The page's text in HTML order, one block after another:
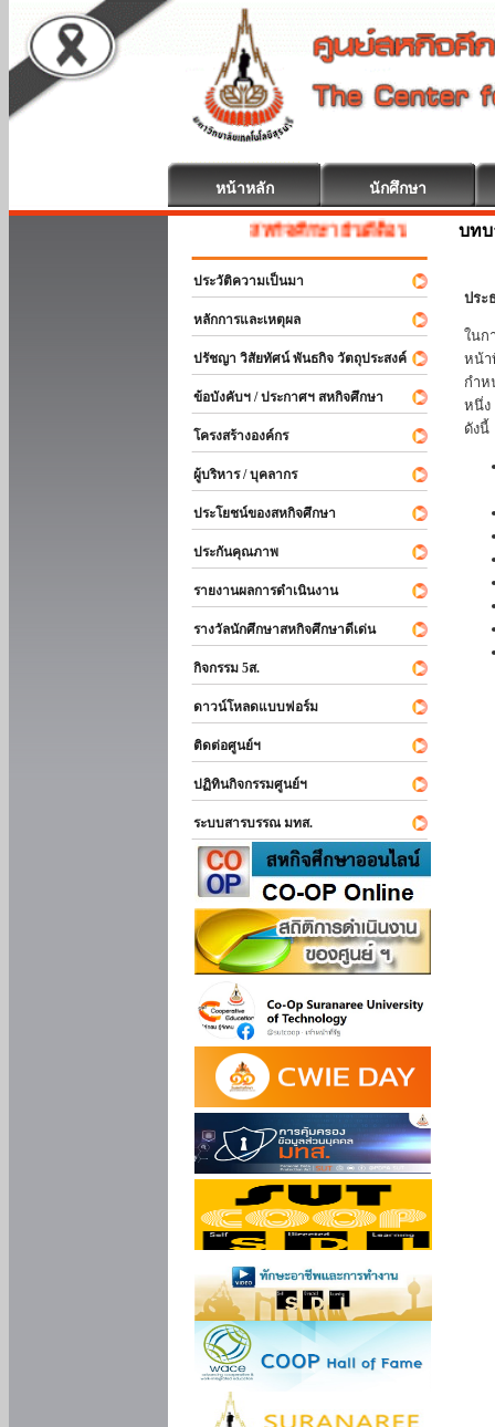
หน้าหลัก นักศึกษา
สหกิจศึกษา ยินดีต้อนรับ
ประวัติความเป็นมา
หลักการและเหตุผล
ปรัชญา วิสัยทัศน์ พันธกิจ วัตถุประสงค์
ข้อบังคับฯ / ประกาศฯ สหกิจศึกษา
โครงสร้างองค์กร
ผู้บริหาร / บุคลากร
ประโยชน์ของสหกิจศึกษา
ประกันคุณภาพ
รายงานผลการดำเนินงาน
รางวัลนักศึกษาสหกิจศึกษาดีเด่น
กิจกรรม 5ส.
ดาวน์โหลดแบบฟอร์ม
ติดต่อศูนย์ฯ
ปฏิทินกิจกรรมศูนย์ฯ
ระบบสารบรรณ มทส.
บทบ
ประ
ในก
หน้า
กำห
หนึ่ง
ดังนี้